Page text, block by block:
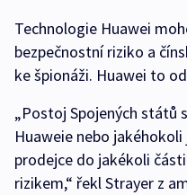
Technologie Huawei
bezpečnostní riziko a
ke špionáži. Huawei to
„Postoj Spojených států
Huaweie nebo
prodejce do jakékoli
rizikem,“ řekl Strayer z